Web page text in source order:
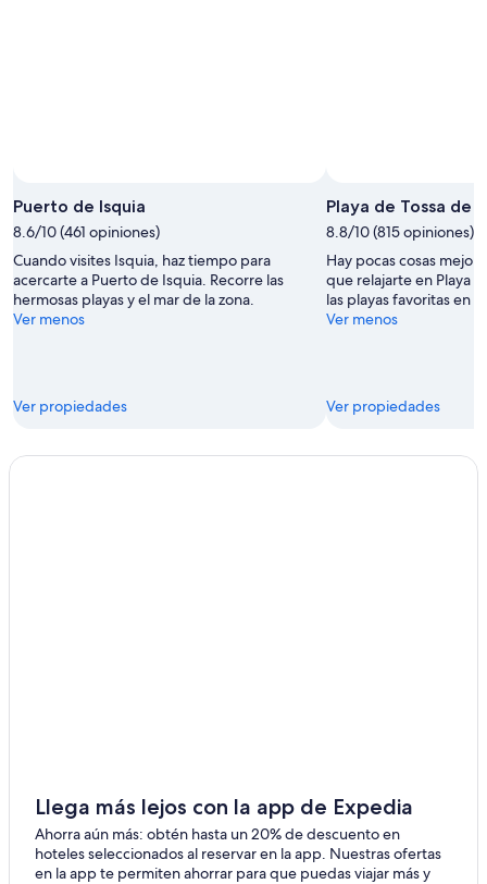
Puerto de Isquia
8.6/10 (461 opiniones)
Cuando visites Isquia, haz tiempo para
acercarte a Puerto de Isquia. Recorre las
hermosas playas y el mar de la zona.
Ver menos
Ver propiedades
Playa de Tossa de
8.8/10 (815 opiniones)
Hay pocas cosas
que relajarte en Playa
las playas favoritas en
Ver menos
Ver propiedades
Llega más lejos con la app de Expedia
Ahorra aún más: obtén hasta un 20% de descuento en
hoteles seleccionados al reservar en la app. Nuestras ofertas
en la app te permiten ahorrar para que puedas viajar más y